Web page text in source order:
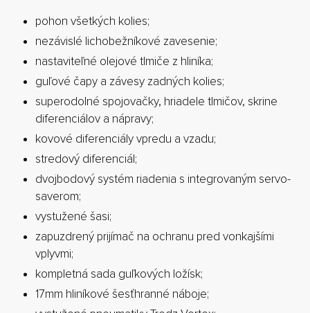
pohon všetkých kolies;
nezávislé lichobežníkové zavesenie;
nastaviteľné olejové tlmiče z hliníka;
guľové čapy a závesy zadných kolies;
superodolné spojovačky, hriadele tlmičov, skrine
diferenciálov a nápravy;
kovové diferenciály vpredu a vzadu;
stredový diferenciál;
dvojbodový systém riadenia s integrovaným servo-
saverom;
vystužené šasi;
zapuzdrený prijímač na ochranu pred vonkajšími
vplyvmi;
kompletná sada guľkových ložísk;
17mm hliníkové šesťhranné náboje;